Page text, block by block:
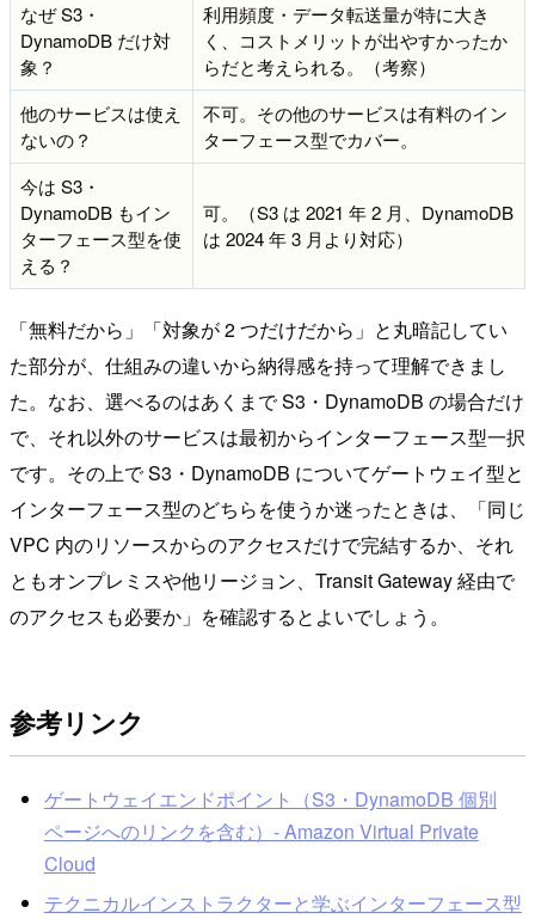
なぜ S3・
DynamoDB だけ対
象？
利用頻度・データ転送量が特に大き
く、コストメリットが出やすかったか
らだと考えられる。（考察）
他のサービスは使え
ないの？
不可。その他のサービスは有料のイン
ターフェース型でカバー。
今は S3・
DynamoDB もイン
ターフェース型を使
える？
可。（S3 は 2021 年 2 月、DynamoDB
は 2024 年 3 月より対応）
「無料だから」「対象が 2 つだけだから」と丸暗記してい
た部分が、仕組みの違いから納得感を持って理解できまし
た。なお、選べるのはあくまで S3・DynamoDB の場合だけ
で、それ以外のサービスは最初からインターフェース型一択
です。その上で S3・DynamoDB についてゲートウェイ型と
インターフェース型のどちらを使うか迷ったときは、「同じ
VPC 内のリソースからのアクセスだけで完結するか、それ
ともオンプレミスや他リージョン、Transit Gateway 経由で
のアクセスも必要か」を確認するとよいでしょう。
参考リンク
ゲートウェイエンドポイント（S3・DynamoDB 個別
ページへのリンクを含む）- Amazon Virtual Private
Cloud
テクニカルインストラクターと学ぶインターフェース型